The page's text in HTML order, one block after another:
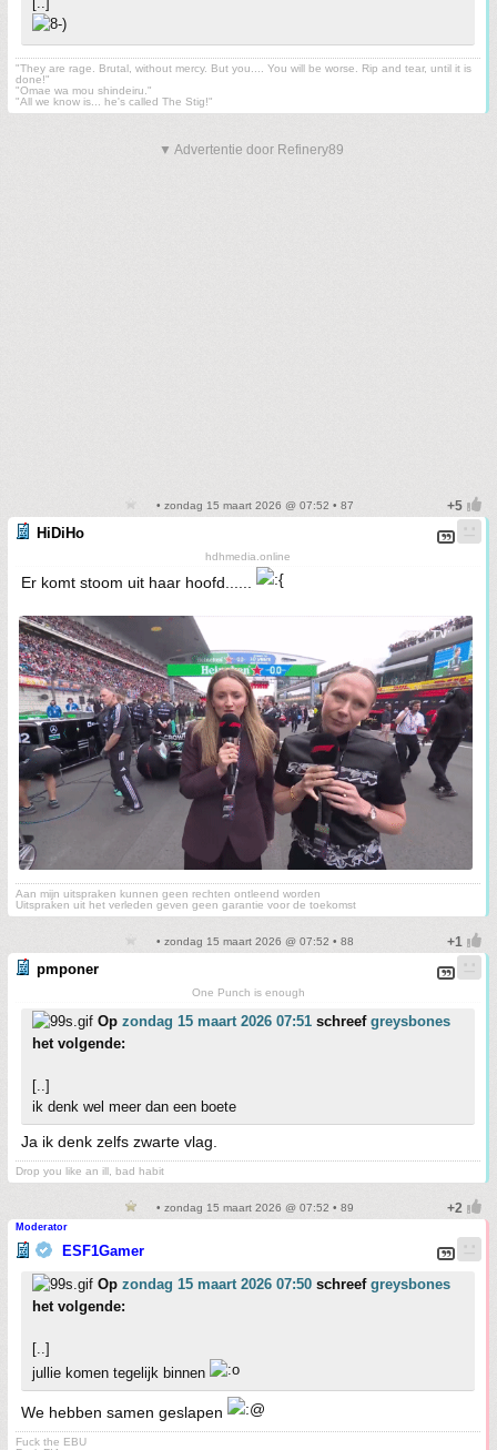
"They are rage. Brutal, without mercy. But you.... You will be worse. Rip and tear, until it is
done!"
"Omae wa mou shindeiru."
"All we know is... he's called The Stig!"
▼ Advertentie door Refinery89
• zondag 15 maart 2026 @ 07:52 • 87
HiDiHo
hdhmedia.online
Er komt stoom uit haar hoofd......
Aan mijn uitspraken kunnen geen rechten ontleend worden
Uitspraken uit het verleden geven geen garantie voor de toekomst
• zondag 15 maart 2026 @ 07:52 • 88
pmponer
One Punch is enough
Op zondag 15 maart 2026 07:51 schreef greysbones
het volgende:
[..]
ik denk wel meer dan een boete
Ja ik denk zelfs zwarte vlag.
Drop you like an ill, bad habit
• zondag 15 maart 2026 @ 07:52 • 89
Moderator
ESF1Gamer
Op zondag 15 maart 2026 07:50 schreef greysbones
het volgende:
[..]
jullie komen tegelijk binnen
We hebben samen geslapen
Fuck the EBU